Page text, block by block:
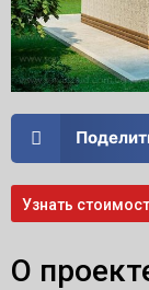
Узнать
О